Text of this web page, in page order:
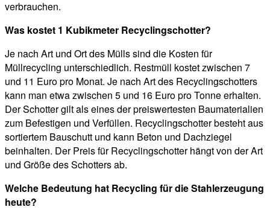
verbrauchen.
Was kostet 1 Kubikmeter Recyclingschotter?
Je nach Art und Ort des Mülls sind die Kosten für
Müllrecycling unterschiedlich. Restmüll kostet zwischen 7
und 11 Euro pro Monat. Je nach Art des Recyclingschotters
kann man etwa zwischen 5 und 16 Euro pro Tonne erhalten.
Der Schotter gilt als eines der preiswertesten Baumaterialien
zum Befestigen und Verfüllen. Recyclingschotter besteht aus
sortiertem Bauschutt und kann Beton und Dachziegel
beinhalten. Der Preis für Recyclingschotter hängt von der Art
und Größe des Schotters ab.
Welche Bedeutung hat Recycling für die Stahlerzeugung
heute?